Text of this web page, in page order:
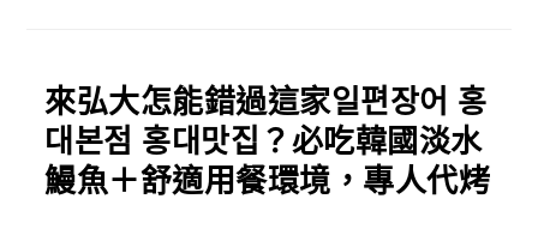
來弘大怎能錯過這家일편장어 홍
대본점 홍대맛집？必吃韓國淡水
鰻魚＋舒適用餐環境，專人代烤